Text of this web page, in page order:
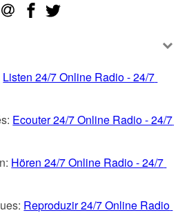
Listen 24/7 Online Radio - 24/7
Ecouter 24/7 Online Radio - 24/7
Hören 24/7 Online Radio - 24/7
Reproduzir 24/7 Online Radio